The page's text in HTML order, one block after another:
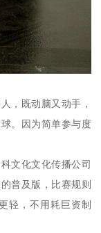
，既动脑又动手，
。因为简单参与度
文化文化传播公司
普及版，比赛规则
轻，不用耗巨资制